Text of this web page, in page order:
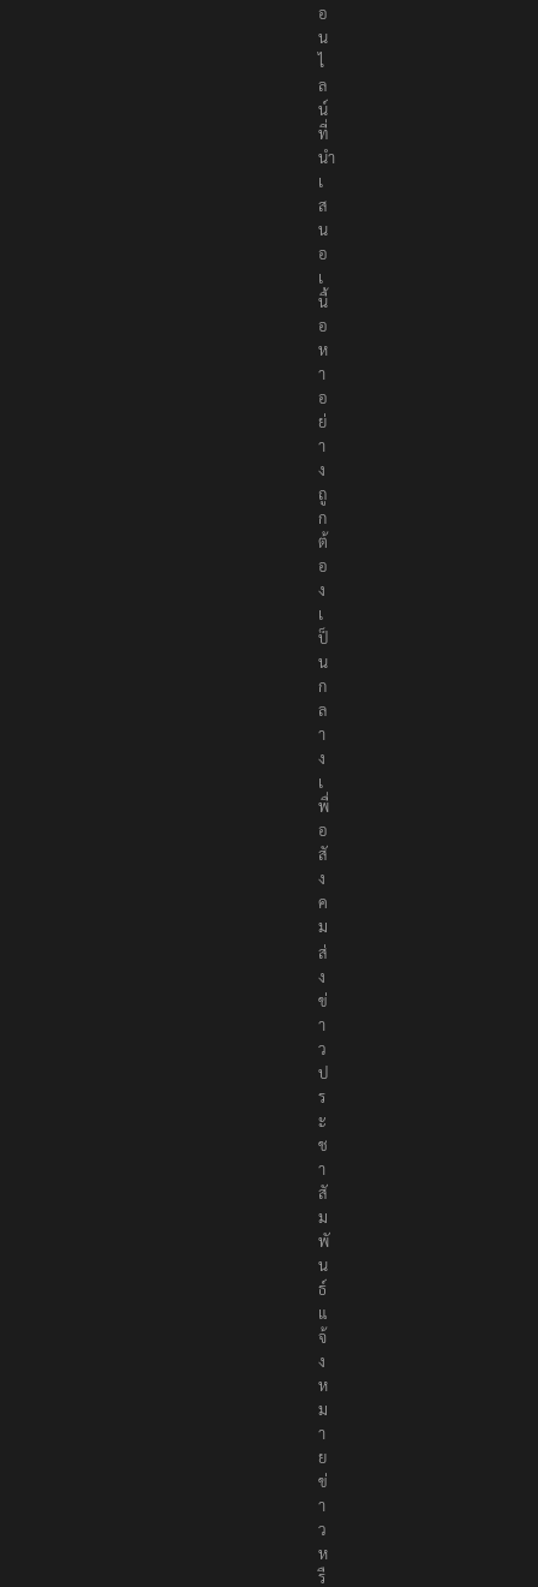
อ
น
ไ
ล
น์
ที่
นำ
เ
ส
น
อ
เ
นื้
อ
ห
า
อ
ย่
า
ง
ถู
ก
ต้
อ
ง
เ
ป็
น
ก
ล
า
ง
เ
พื่
อ
สั
ง
ค
ม
ส่
ง
ข่
า
ว
ป
ร
ะ
ช
า
สั
ม
พั
น
ธ์
แ
จ้
ง
ห
ม
า
ย
ข่
า
ว
ห
รื